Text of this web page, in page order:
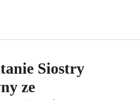
Siostry
ze